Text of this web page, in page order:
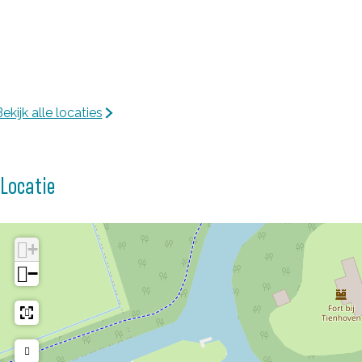
alle locaties
Locatie
+
−